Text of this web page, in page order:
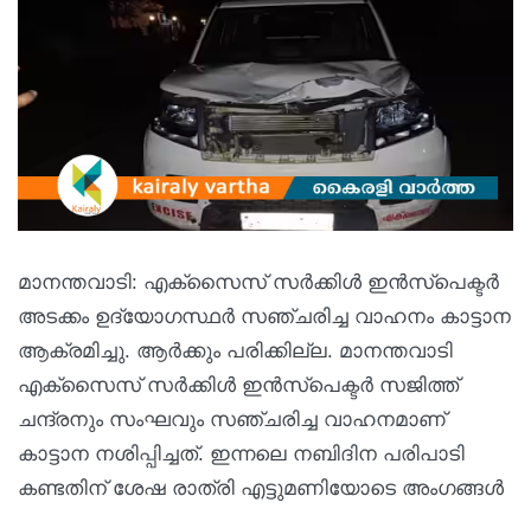
മാനന്തവാടി: എക്സൈസ് സര്‍ക്കിള്‍ ഇന്‍സ്പെക്ടര്‍
അടക്കം ഉദ്യോഗസ്ഥര്‍ സഞ്ചരിച്ച വാഹനം കാട്ടാന
ആക്രമിച്ചു. ആര്‍ക്കും പരിക്കില്ല. മാനന്തവാടി
എക്സൈസ് സര്‍ക്കിള്‍ ഇന്‍സ്പെക്ടര്‍ സജിത്ത്
ചന്ദ്രനും സംഘവും സഞ്ചരിച്ച വാഹനമാണ്
കാട്ടാന നശിപ്പിച്ചത്. ഇന്നലെ നബിദിന പരിപാടി
കണ്ടതിന് ശേഷ രാത്രി എട്ടുമണിയോടെ അംഗങ്ങള്‍